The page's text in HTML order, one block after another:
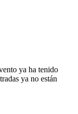
ya ha tenido
ya no están